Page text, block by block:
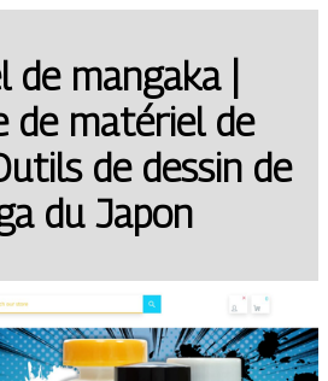
de mangaka |
de matériel de
de dessin de
du Japon